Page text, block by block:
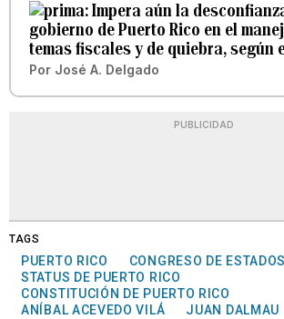
Impera aún la
gobierno de Puerto Rico en el
temas fiscales y de quiebra, según
Por José A. Delgado
PUBLICIDAD
TAGS
PUERTO RICO
CONGRESO DE
STATUS DE PUERTO RICO
CONSTITUCIÓN DE PUERTO RICO
ANÍBAL ACEVEDO VILÁ
JUAN DALMAU